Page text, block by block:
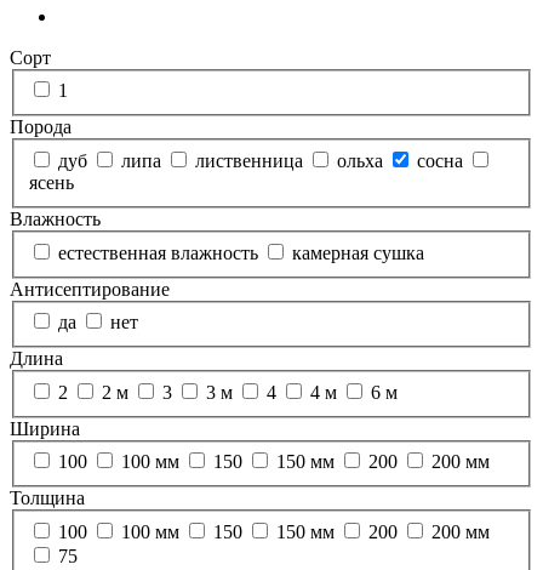
Сорт
1
Порода
дуб
липа лиственница ольха
сосна
ясень
Влажность
естественная влажность
камерная сушка
Антисептирование
да
нет
Длина
2
2 м 3 3 м 4 4 м
6 м
Ширина
100
100 мм 150 150 мм 200
200 мм
Толщина
100
100 мм 150 150 мм 200
200 мм
75